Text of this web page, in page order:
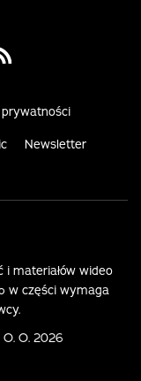
Youtube
us on Rss
Newsletter
i materiałów wideo
w części wymaga
O. O. 2026